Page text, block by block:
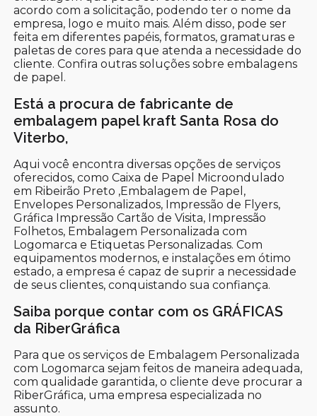
acordo com a solicitação, podendo ter o nome da
empresa, logo e muito mais. Além disso, pode ser
feita em diferentes papéis, formatos, gramaturas e
paletas de cores para que atenda a necessidade do
cliente. Confira outras soluções sobre embalagens
de papel.
Está a procura de fabricante de
embalagem papel kraft Santa Rosa do
Viterbo,
Aqui você encontra diversas opções de serviços
oferecidos, como Caixa de Papel Microondulado
em Ribeirão Preto ,Embalagem de Papel,
Envelopes Personalizados, Impressão de Flyers,
Gráfica Impressão Cartão de Visita, Impressão
Folhetos, Embalagem Personalizada com
Logomarca e Etiquetas Personalizadas. Com
equipamentos modernos, e instalações em ótimo
estado, a empresa é capaz de suprir a necessidade
de seus clientes, conquistando sua confiança.
Saiba porque contar com os GRÁFICAS
da RiberGráfica
Para que os serviços de Embalagem Personalizada
com Logomarca sejam feitos de maneira adequada,
com qualidade garantida, o cliente deve procurar a
RiberGráfica, uma empresa especializada no
assunto.